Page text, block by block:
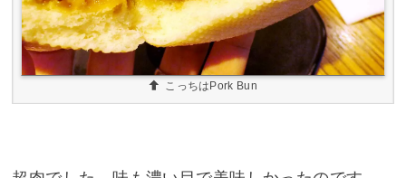
こっちはPork Bun